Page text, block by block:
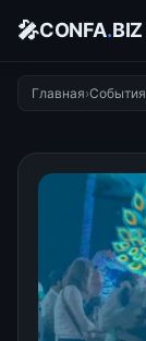
🎤CONFA.BIZ
Главная›События